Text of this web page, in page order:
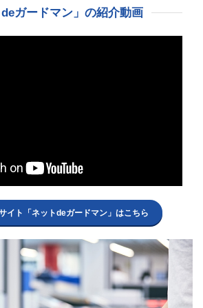
deガードマン」の紹介動画
イト「ネットdeガードマン」はこちら